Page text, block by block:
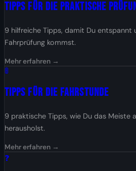
Tipps für die Praktische
9 hilfreiche Tipps, damit Du entspannt
Fahrprüfung kommst.
Mehr erfahren →
🚦
Tipps für die Fahrstunde
9 praktische Tipps, wie Du das Meiste
herausholst.
Mehr erfahren →
❓